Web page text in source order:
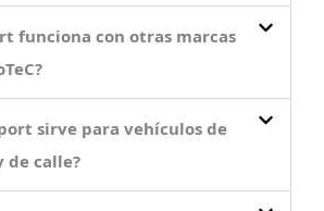
funciona con otras marcas
sirve para vehículos de
de calle?